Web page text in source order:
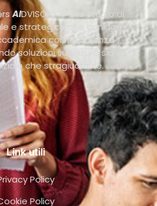
AIDVISORY è uno studio di
e strategica che coniuga
con l’efficienza
soluzioni su misura sia in
che stragiudiziale.
Link utili
Policy
Policy